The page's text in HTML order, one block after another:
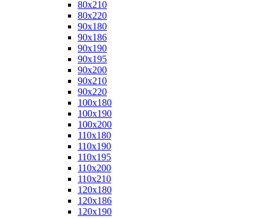
80x210
80x220
90x180
90x186
90x190
90x195
90x200
90x210
90x220
100x180
100x190
100x200
110x180
110x190
110x195
110x200
110x210
120x180
120x186
120x190